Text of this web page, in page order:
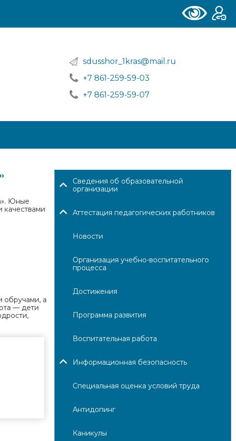
sdusshor_1kras@mail.ru
+7 861-259-59-03
+7 861-259-59-07
Юные
качествами
обручами, а
— дети
Сведения об образовательной
организации
Аттестация педагогических работников
Новости
Организация учебно-воспитательного
процесса
Достижения
Программа развития
Воспитательная работа
Информационная безопасность
Специальная оценка условий труда
Антидопинг
Каникулы